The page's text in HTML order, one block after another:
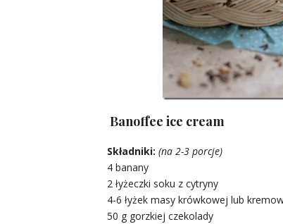
Banoffee ice cream
Składniki: (na 2-3 porcje)
4 banany
2 łyżeczki soku z cytryny
4-6 łyżek masy krówkowej lub
50 g gorzkiej czekolady